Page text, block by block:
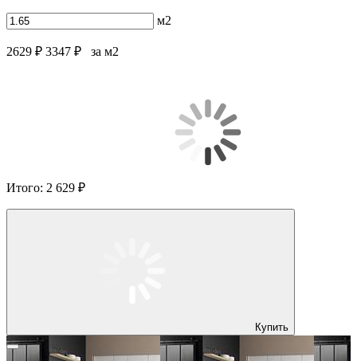
м2
2629 ₽ 3347 ₽ за м2
Итого: 2 629 ₽
Купить